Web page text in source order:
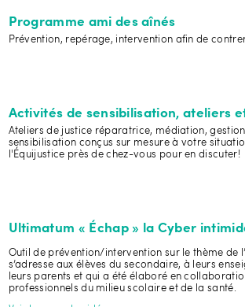
Programme ami des aînés
Prévention, repérage, intervention afin de
Activités de sensibilisation, ateliers
Ateliers de justice réparatrice, médiation,
sensibilisation conçus sur mesure à votre
l'Équijustice près de chez-vous pour en discuter!
Ultimatum « Échap » la Cyber
Outil de prévention/intervention sur le thème de
s’adresse aux élèves du secondaire, à leurs
leurs parents et qui a été élaboré en
professionnels du milieu scolaire et de la santé.